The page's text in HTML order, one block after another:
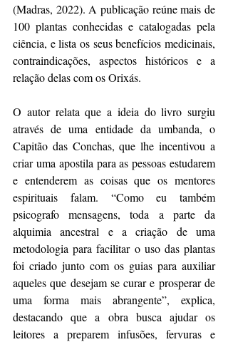
(Madras, 2022). A publicação reúne mais de
100 plantas conhecidas e catalogadas pela
ciência, e lista os seus benefícios medicinais,
contraindicações, aspectos históricos e a
relação delas com os Orixás.
O autor relata que a ideia do livro surgiu
através de uma entidade da umbanda, o
Capitão das Conchas, que lhe incentivou a
criar uma apostila para as pessoas estudarem
e entenderem as coisas que os mentores
espirituais falam. “Como eu também
psicografo mensagens, toda a parte da
alquimia ancestral e a criação de uma
metodologia para facilitar o uso das plantas
foi criado junto com os guias para auxiliar
aqueles que desejam se curar e prosperar de
uma forma mais abrangente”, explica,
destacando que a obra busca ajudar os
leitores a preparem infusões, fervuras e